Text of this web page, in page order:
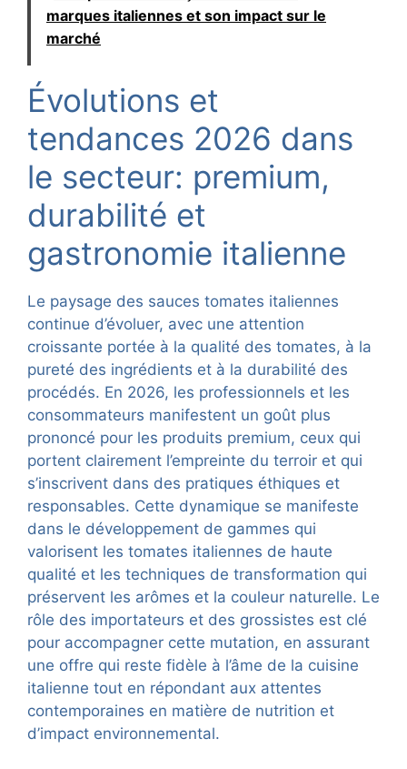
marques italiennes et son impact sur le
marché
Évolutions et
tendances 2026 dans
le secteur: premium,
durabilité et
gastronomie italienne
Le paysage des sauces tomates italiennes
continue d’évoluer, avec une attention
croissante portée à la qualité des tomates, à la
pureté des ingrédients et à la durabilité des
procédés. En 2026, les professionnels et les
consommateurs manifestent un goût plus
prononcé pour les produits premium, ceux qui
portent clairement l’empreinte du terroir et qui
s’inscrivent dans des pratiques éthiques et
responsables. Cette dynamique se manifeste
dans le développement de gammes qui
valorisent les tomates italiennes de haute
qualité et les techniques de transformation qui
préservent les arômes et la couleur naturelle. Le
rôle des importateurs et des grossistes est clé
pour accompagner cette mutation, en assurant
une offre qui reste fidèle à l’âme de la cuisine
italienne tout en répondant aux attentes
contemporaines en matière de nutrition et
d’impact environnemental.